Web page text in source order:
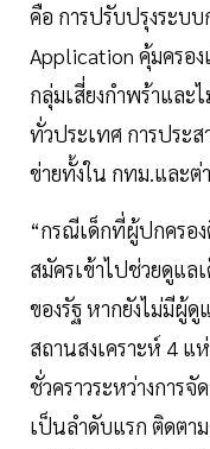
คือ การปรับปรุงระบ
Application คุ้มครอ
กลุ่มเสี่ยงกำพร้าและ
ทั่วประเทศ การประ
ข่ายทั้งใน กทม.และต่
“กรณีเด็กที่ผู้ปกครอ
สมัครเข้าไปช่วยดูแล
ของรัฐ หากยังไม่มีผู้
สถานสงเคราะห์ 4 แ
ชั่วคราวระหว่างการ
เป็นลำดับแรก ติดตา